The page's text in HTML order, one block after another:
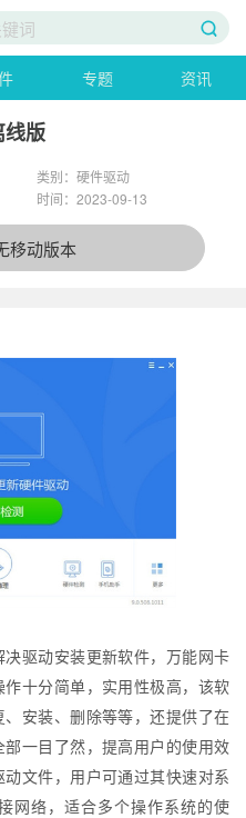
专题 资讯
版
类别：硬件驱动
时间：2023-09-13
移动版本
决驱动安装更新软件，万能网卡
十分简单，实用性极高，该软
安装、删除等等，还提供了在
一目了然，提高用户的使用效
文件，用户可通过其快速对系
网络，适合多个操作系统的使